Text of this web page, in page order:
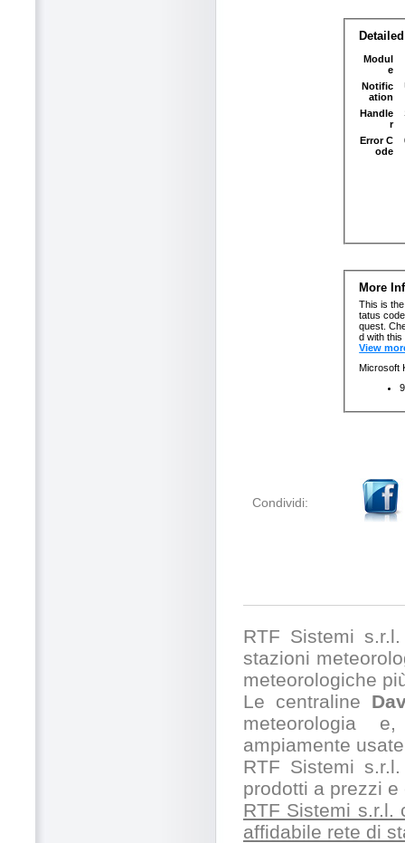
Condividi:
RTF Sistemi
stazioni
meteorologiche
Le centraline
meteorologia
ampiamente
RTF Sistemi
prodotti a prezzi
RTF Sistemi s.r.l.
affidabile rete di